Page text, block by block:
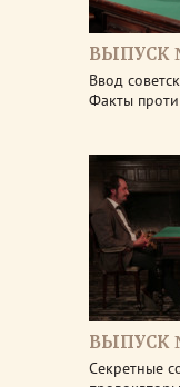
ВЫПУСК
Ввод
Факты
ВЫПУСК
Секретные